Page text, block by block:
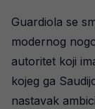
Guardiola se
modernog
autoritet koji
kojeg ga
nastavak